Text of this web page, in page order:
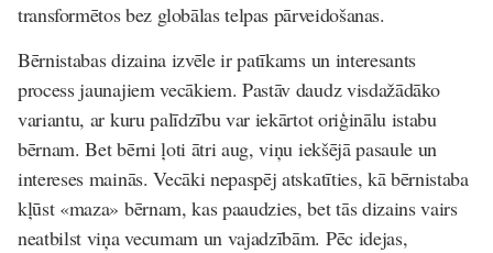
transformētos bez globālas telpas pārveidošanas.
Bērnistabas dizaina izvēle ir patīkams un interesants
process jaunajiem vecākiem. Pastāv daudz visdažādāko
variantu, ar kuru palīdzību var iekārtot oriģinālu istabu
bērnam. Bet bērni ļoti ātri aug, viņu iekšējā pasaule un
intereses mainās. Vecāki nepaspēj atskatīties, kā bērnistaba
kļūst «maza» bērnam, kas paaudzies, bet tās dizains vairs
neatbilst viņa vecumam un vajadzībām. Pēc idejas,